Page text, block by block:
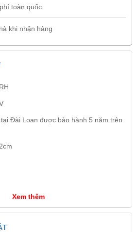
toàn quốc
khi nhận hàng
Đài Loan được bảo hành 5 năm trên
Xem thêm